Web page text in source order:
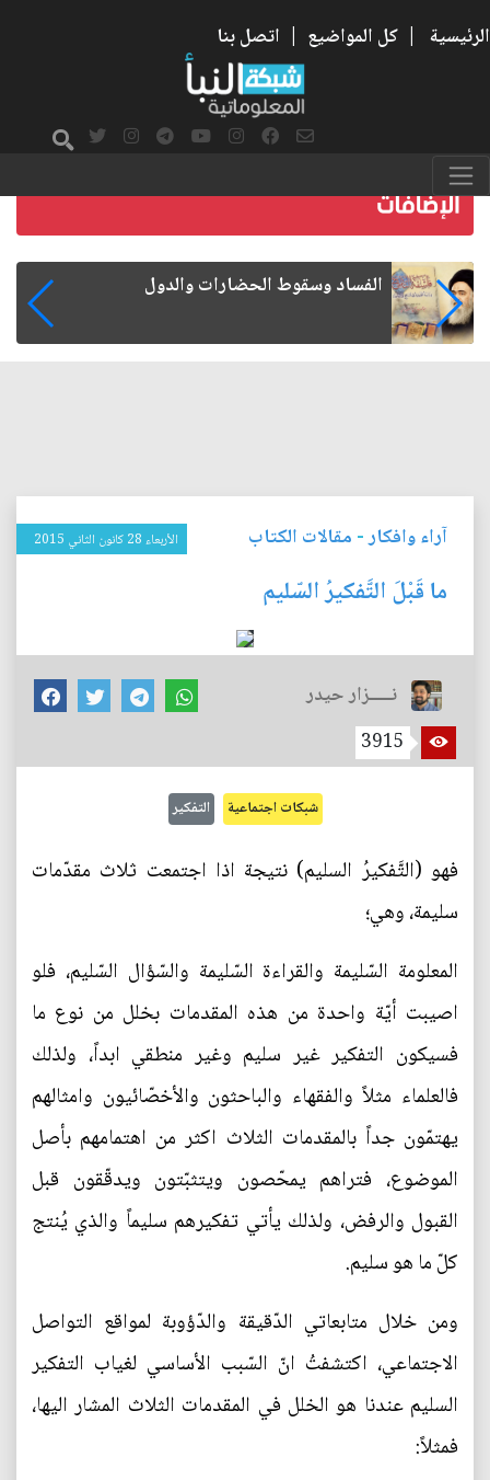
الرئيسية | كل المواضيع | اتصل بنا
رواتب الموظفين على صفيح ساخن
آراء وافكار- مقالات الكتاب الأربعاء 28 كانون الثاني 2015
ما قَبْلَ التَّفكيرُ السّليم
نـــــزار حيدر
3915
شبكات اجتماعية التفكير
فهو (التَّفكيرُ السليم) نتيجة اذا اجتمعت ثلاث مقدّمات
سليمة، وهي؛
المعلومة السّليمة والقراءة السّليمة والسّؤال السّليم، فلو
اصيبت أيّة واحدة من هذه المقدمات بخلل من نوع ما
فسيكون التفكير غير سليم وغير منطقي ابداً، ولذلك
فالعلماء مثلاً والفقهاء والباحثون والأخصّائيون وامثالهم
يهتمّون جداً بالمقدمات الثلاث اكثر من اهتمامهم بأصل
الموضوع، فتراهم يمحّصون ويتثبّتون ويدقّقون قبل
القبول والرفض، ولذلك يأتي تفكيرهم سليماً والذي يُنتج
كلّ ما هو سليم.
ومن خلال متابعاتي الدّقيقة والدّؤوبة لمواقع التواصل
الاجتماعي، اكتشفتُ انّ السّبب الأساسي لغياب التفكير
السليم عندنا هو الخلل في المقدمات الثلاث المشار اليها،
فمثلاً: